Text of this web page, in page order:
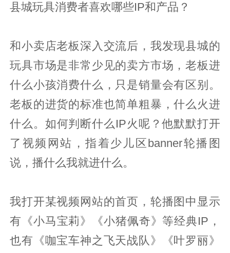
县城玩具消费者喜欢哪些IP和产品？
和小卖店老板深入交流后，我发现县城的
玩具市场是非常少见的卖方市场，老板进
什么小孩消费什么，只是销量会有区别。
老板的进货的标准也简单粗暴，什么火进
什么。如何判断什么IP火呢？他默默打开
了视频网站，指着少儿区banner轮播图
说，播什么我就进什么。
我打开某视频网站的首页，轮播图中显示
有《小马宝莉》《小猪佩奇》等经典IP，
也有《咖宝车神之飞天战队》《叶罗丽》